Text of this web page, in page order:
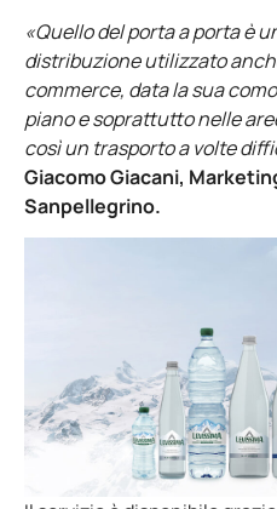
«Quello del porta a porta è
distribuzione utilizzato
commerce, data la sua
piano e soprattutto nelle
così un trasporto a volte
Giacomo Giacani,
Sanpellegrino.